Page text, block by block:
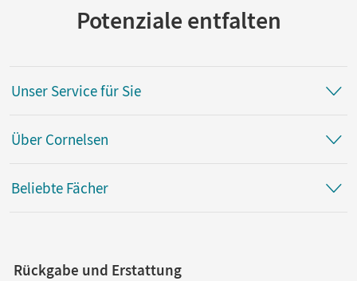
Potenziale entfalten
Unser Service für Sie
Über Cornelsen
Beliebte Fächer
Rückgabe und Erstattung